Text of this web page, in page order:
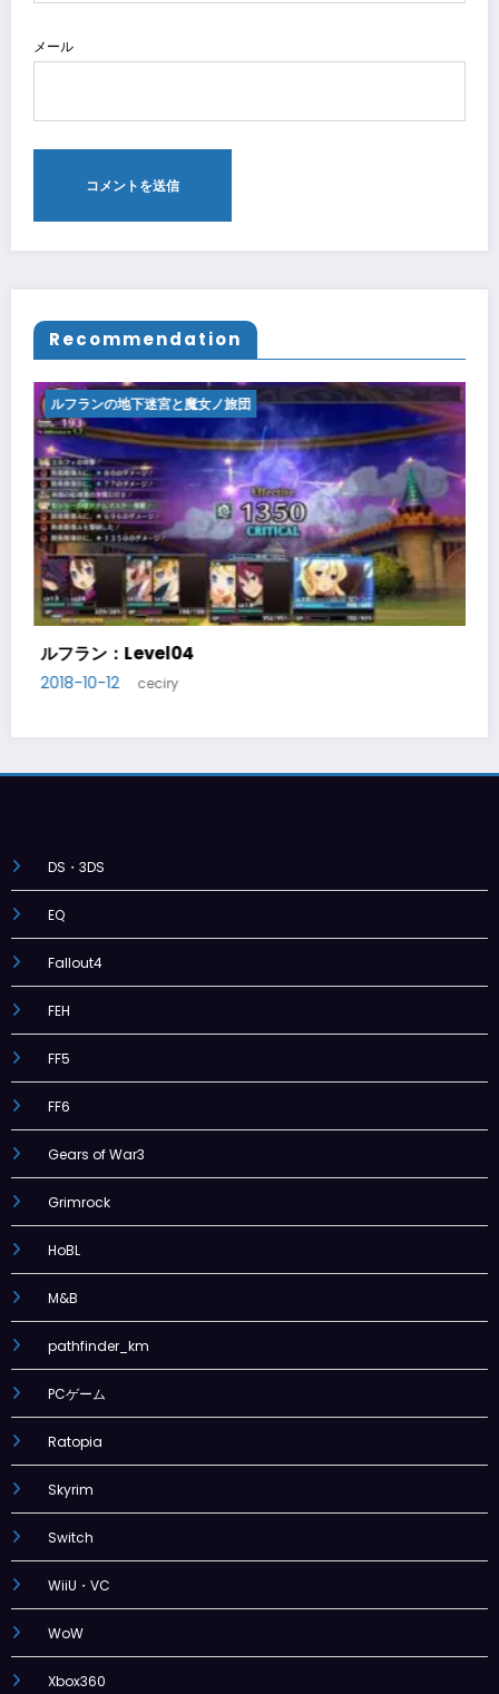
メール
Recommendation
ルフランの地下迷宮と魔女ノ旅団
ルフラン：Level05
2018-10-14
DS・3DS
EQ
Fallout4
FEH
FF5
FF6
Gears of War3
Grimrock
HoBL
M&B
pathfinder_km
PCゲーム
Ratopia
Skyrim
Switch
WiiU・VC
WoW
Xbox360